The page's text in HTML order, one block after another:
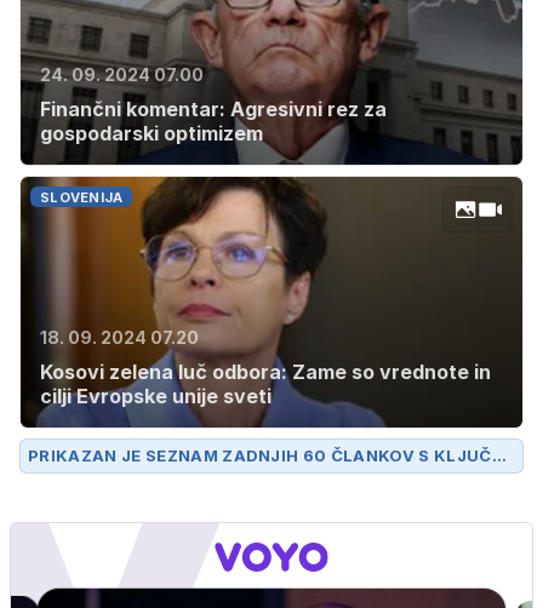
24. 09. 2024 07.00
Finančni komentar: Agresivni rez za
gospodarski optimizem
SLOVENIJA
18. 09. 2024 07.20
Kosovi zelena luč odbora: Zame so vrednote in
cilji Evropske unije sveti
PRIKAZAN JE SEZNAM ZADNJIH 60 ČLANKOV S KLJUČN
O BESEDOPORTFELJ.